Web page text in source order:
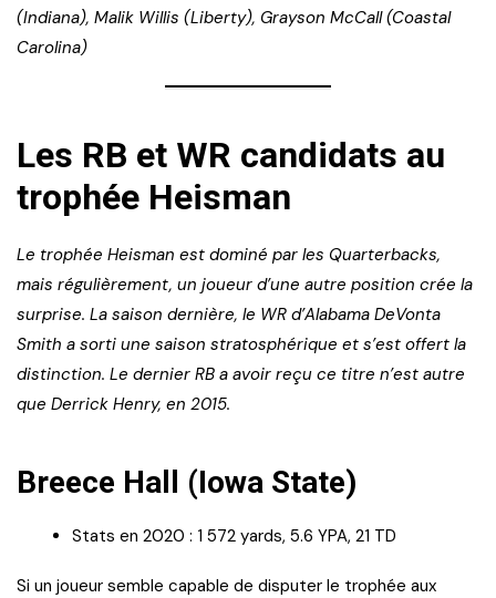
(Indiana), Malik Willis (Liberty), Grayson McCall (Coastal
Carolina)
Les RB et WR candidats au
trophée Heisman
Le trophée Heisman est dominé par les Quarterbacks,
mais régulièrement, un joueur d’une autre position crée la
surprise. La saison dernière, le WR d’Alabama DeVonta
Smith a sorti une saison stratosphérique et s’est offert la
distinction. Le dernier RB a avoir reçu ce titre n’est autre
que Derrick Henry, en 2015.
Breece Hall (Iowa State)
Stats en 2020 : 1 572 yards, 5.6 YPA, 21 TD
Si un joueur semble capable de disputer le trophée aux